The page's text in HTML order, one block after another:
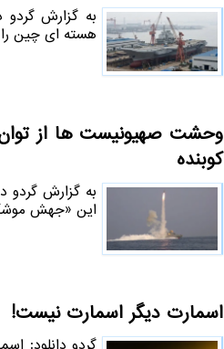
به گزارش گردو
هسته ای چین را
کوبنده
به گزارش گردو
این «جهش
اسمارت دیگر اسمارت نیست!